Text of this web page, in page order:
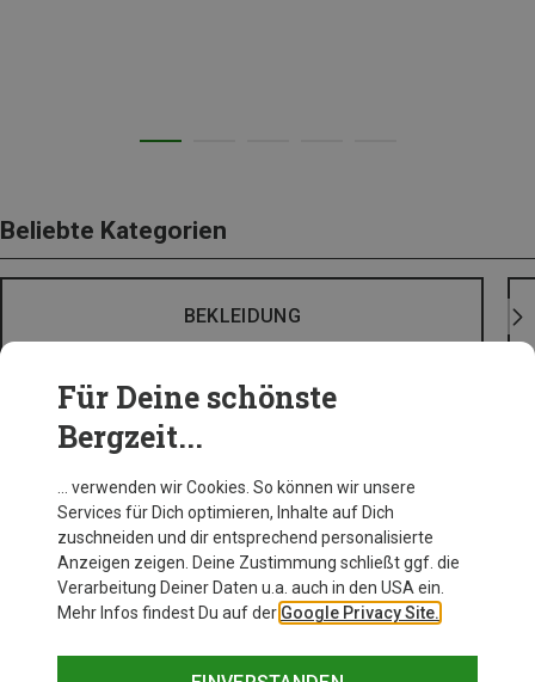
Beliebte Kategorien
BEKLEIDUNG
Für Deine schönste
Bergzeit...
… verwenden wir Cookies. So können wir unsere
Services für Dich optimieren, Inhalte auf Dich
zuschneiden und dir entsprechend personalisierte
Anzeigen zeigen. Deine Zustimmung schließt ggf. die
Verarbeitung Deiner Daten u.a. auch in den USA ein.
Mehr Infos findest Du auf der Google Privacy Site.